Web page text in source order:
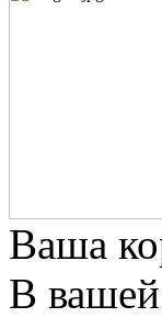
Ваша
В вашей